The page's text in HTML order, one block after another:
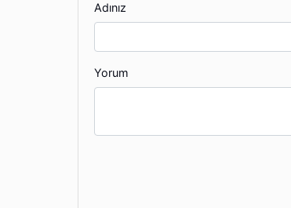
Adınız
Yorum